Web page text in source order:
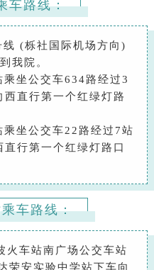
车路线：
(栎社国际机场方向)
我院。
坐公交车634路经过3
直行第一个红绿灯路
坐公交车22路经过7站
行第一个红绿灯路口
车路线：
火车站南广场公交车站
荣安实验中学站下车向